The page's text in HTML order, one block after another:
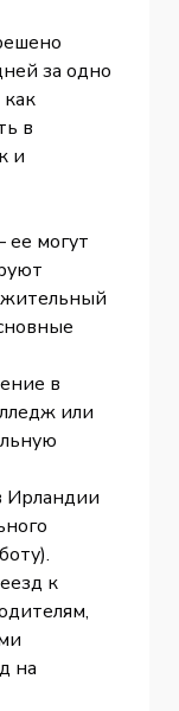
за одно
в
и
ее могут
в
или
Ирландии
к
на